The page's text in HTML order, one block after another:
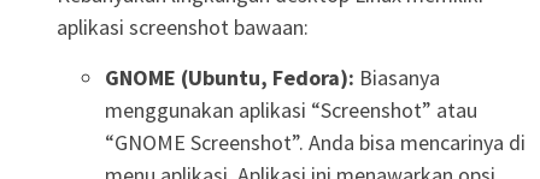
aplikasi screenshot bawaan:
GNOME (Ubuntu, Fedora): Biasanya
menggunakan aplikasi “Screenshot” atau
“GNOME Screenshot”. Anda bisa mencarinya di